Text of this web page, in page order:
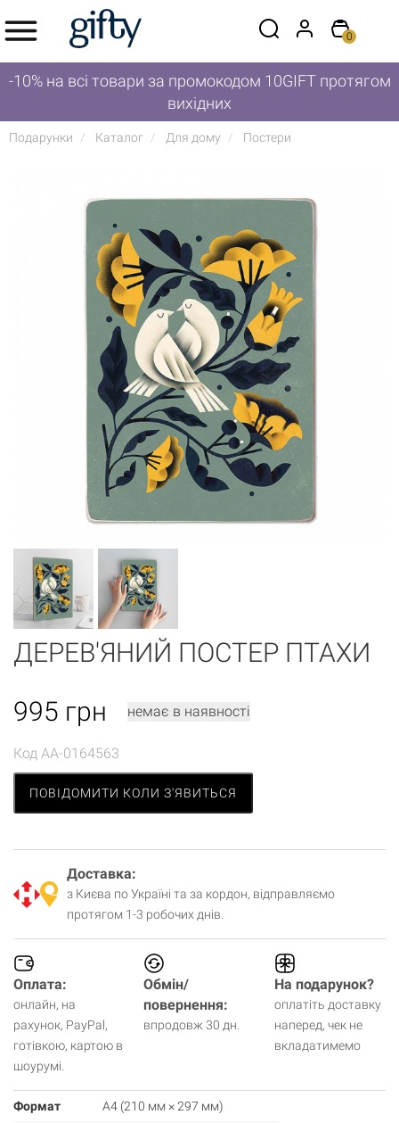
0
-10% на всі товари за промокодом 10GIFT протягом
вихідних
Подарунки Каталог Для дому Постери
ДЕРЕВ'ЯНИЙ ПОСТЕР ПТАХИ
995 грн немає в наявності
Код AA-0164563
ПОВІДОМИТИ КОЛИ З'ЯВИТЬСЯ
Доставка:
з Києва по Україні та за кордон, відправляємо
протягом 1-3 робочих днів.
Оплата:
онлайн, на
рахунок, PayPal,
готівкою, картою в
шоурумі.
Обмін/
повернення:
впродовж 30 дн.
На подарунок?
оплатіть доставку
наперед, чек не
вкладатимемо
Формат А4 (210 мм × 297 мм)